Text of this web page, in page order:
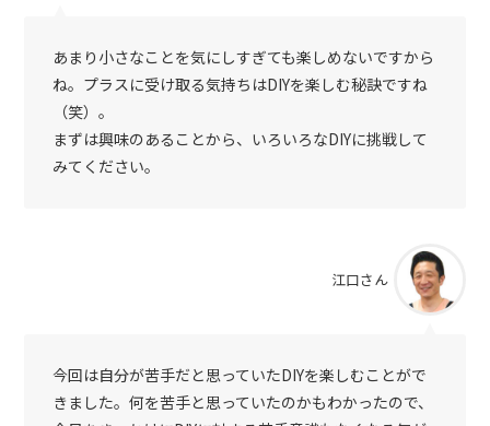
あまり小さなことを気にしすぎても楽しめないですから
ね。プラスに受け取る気持ちはDIYを楽しむ秘訣ですね
（笑）。
まずは興味のあることから、いろいろなDIYに挑戦して
みてください。
江口さん
今回は自分が苦手だと思っていたDIYを楽しむことがで
きました。何を苦手と思っていたのかもわかったので、